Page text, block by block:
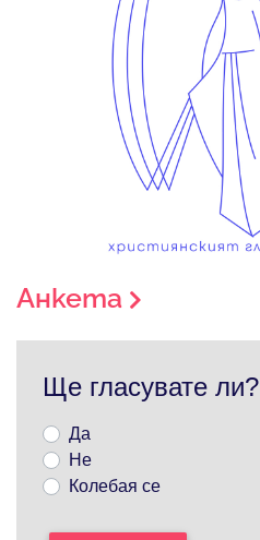
Анкета
Ще гласувате ли?
Да
Не
Колебая се